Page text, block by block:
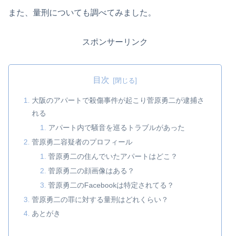
また、量刑についても調べてみました。
スポンサーリンク
目次
大阪のアパートで殺傷事件が起こり菅原勇二が逮捕さ
れる
アパート内で騒音を巡るトラブルがあった
菅原勇二容疑者のプロフィール
菅原勇二の住んでいたアパートはどこ？
菅原勇二の顔画像はある？
菅原勇二のFacebookは特定されてる？
菅原勇二の罪に対する量刑はどれくらい？
あとがき